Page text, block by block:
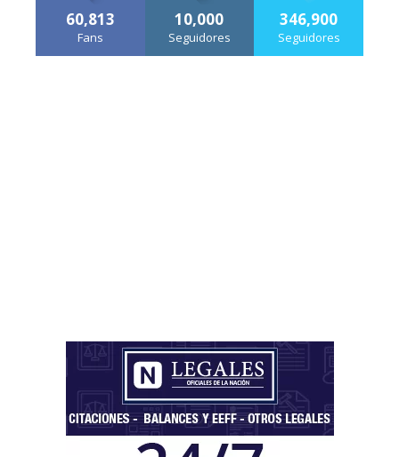
60,813
Fans
10,000
Seguidores
346,900
Seguidores